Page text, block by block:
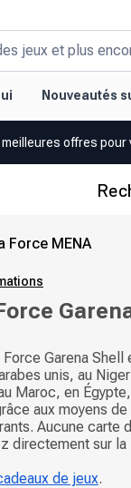
jeux et plus
Nouveautés
offres pour
Force MENA
Garena Shell
unis, au
Maroc, en
aux moyens de
Aucune carte
directement sur la
de jeux.